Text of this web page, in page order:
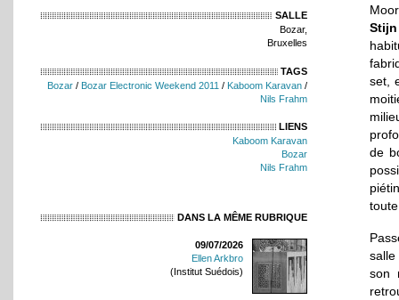
SALLE
Bozar,
Bruxelles
TAGS
Bozar / Bozar Electronic Weekend 2011 / Kaboom Karavan /
Nils Frahm
LIENS
Kaboom Karavan
Bozar
Nils Frahm
DANS LA MÊME RUBRIQUE
09/07/2026
Ellen Arkbro
(Institut Suédois)
set,
de
son